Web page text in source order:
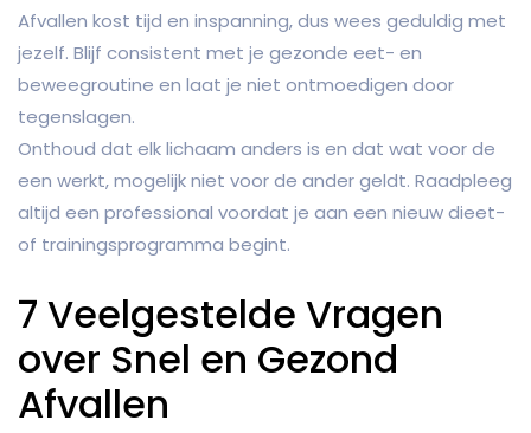
Afvallen kost tijd en inspanning, dus wees geduldig met
jezelf. Blijf consistent met je gezonde eet- en
beweegroutine en laat je niet ontmoedigen door
tegenslagen.
Onthoud dat elk lichaam anders is en dat wat voor de
een werkt, mogelijk niet voor de ander geldt. Raadpleeg
altijd een professional voordat je aan een nieuw dieet-
of trainingsprogramma begint.
7 Veelgestelde Vragen
over Snel en Gezond
Afvallen